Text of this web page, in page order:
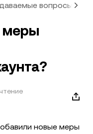
вопросы
меры
новые меры